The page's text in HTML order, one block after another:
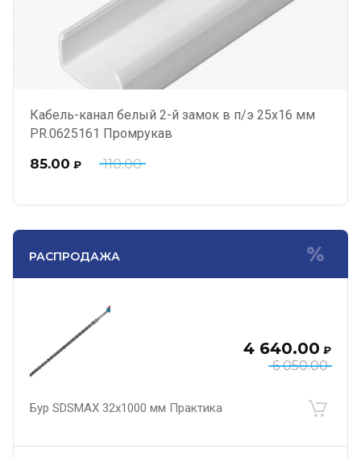
Кабель-канал белый 2-й замок в п/э 25х16 мм
PR.0625161 Промрукав
110.00
85.00 ₽
РАСПРОДАЖА
6 050.00
4 640.00 ₽
Бур SDSMAX 32х1000 мм Практика